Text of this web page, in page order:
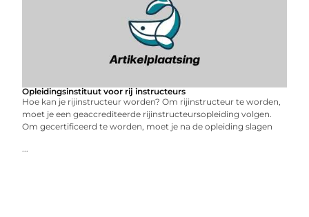
Opleidingsinstituut voor rij instructeurs
Hoe kan je rijinstructeur worden? Om rijinstructeur te worden,
moet je een geaccrediteerde rijinstructeursopleiding volgen.
Om gecertificeerd te worden, moet je na de opleiding slagen
...